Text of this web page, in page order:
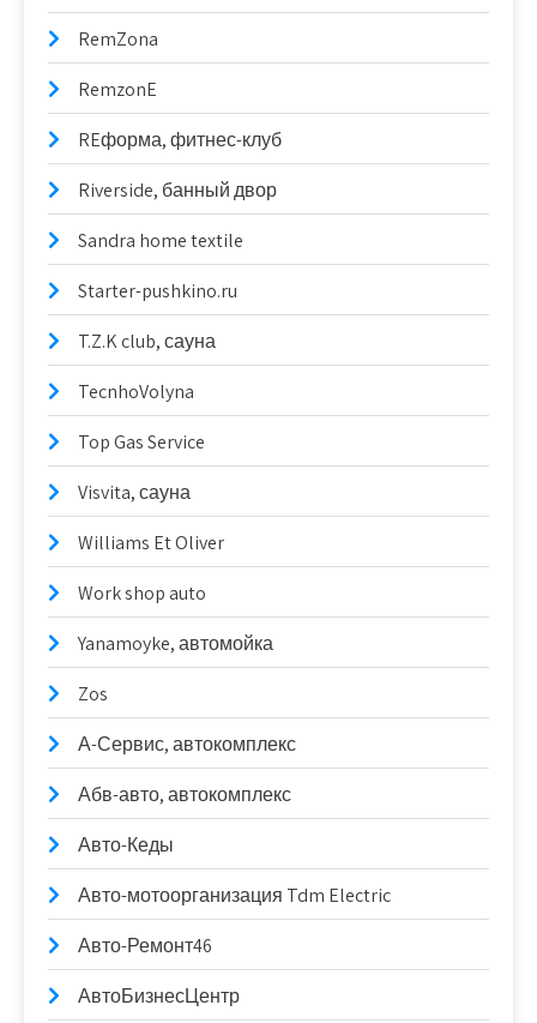
RemZona
RemzonE
REформа, фитнес-клуб
Riverside, банный двор
Sandra home textile
Starter-pushkino.ru
T.Z.K club, сауна
TecnhoVolyna
Top Gas Service
Visvita, сауна
Williams Et Oliver
Work shop auto
Yanamoyke, автомойка
Zos
А-Сервис, автокомплекс
Абв-авто, автокомплекс
Авто-Кеды
Авто-мотоорганизация Tdm Electric
Авто-Ремонт46
АвтоБизнесЦентр